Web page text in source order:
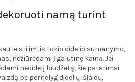
namą turint
leisti imtis tokio didelio sumanymo,
nežiūrėdami į galutinę kainą. Jei
nedidelį biudžetą, šie patarimai
be pernelyg didelių išlaidų.